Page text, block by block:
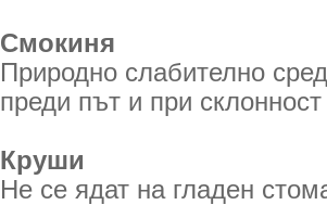
Смокиня
Природно слабително
преди път и при
Круши
Не се ядат на гладен